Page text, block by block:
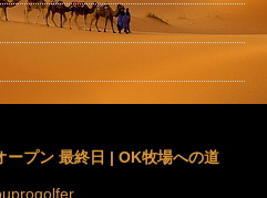
ープン 最終日 | OK牧場への道